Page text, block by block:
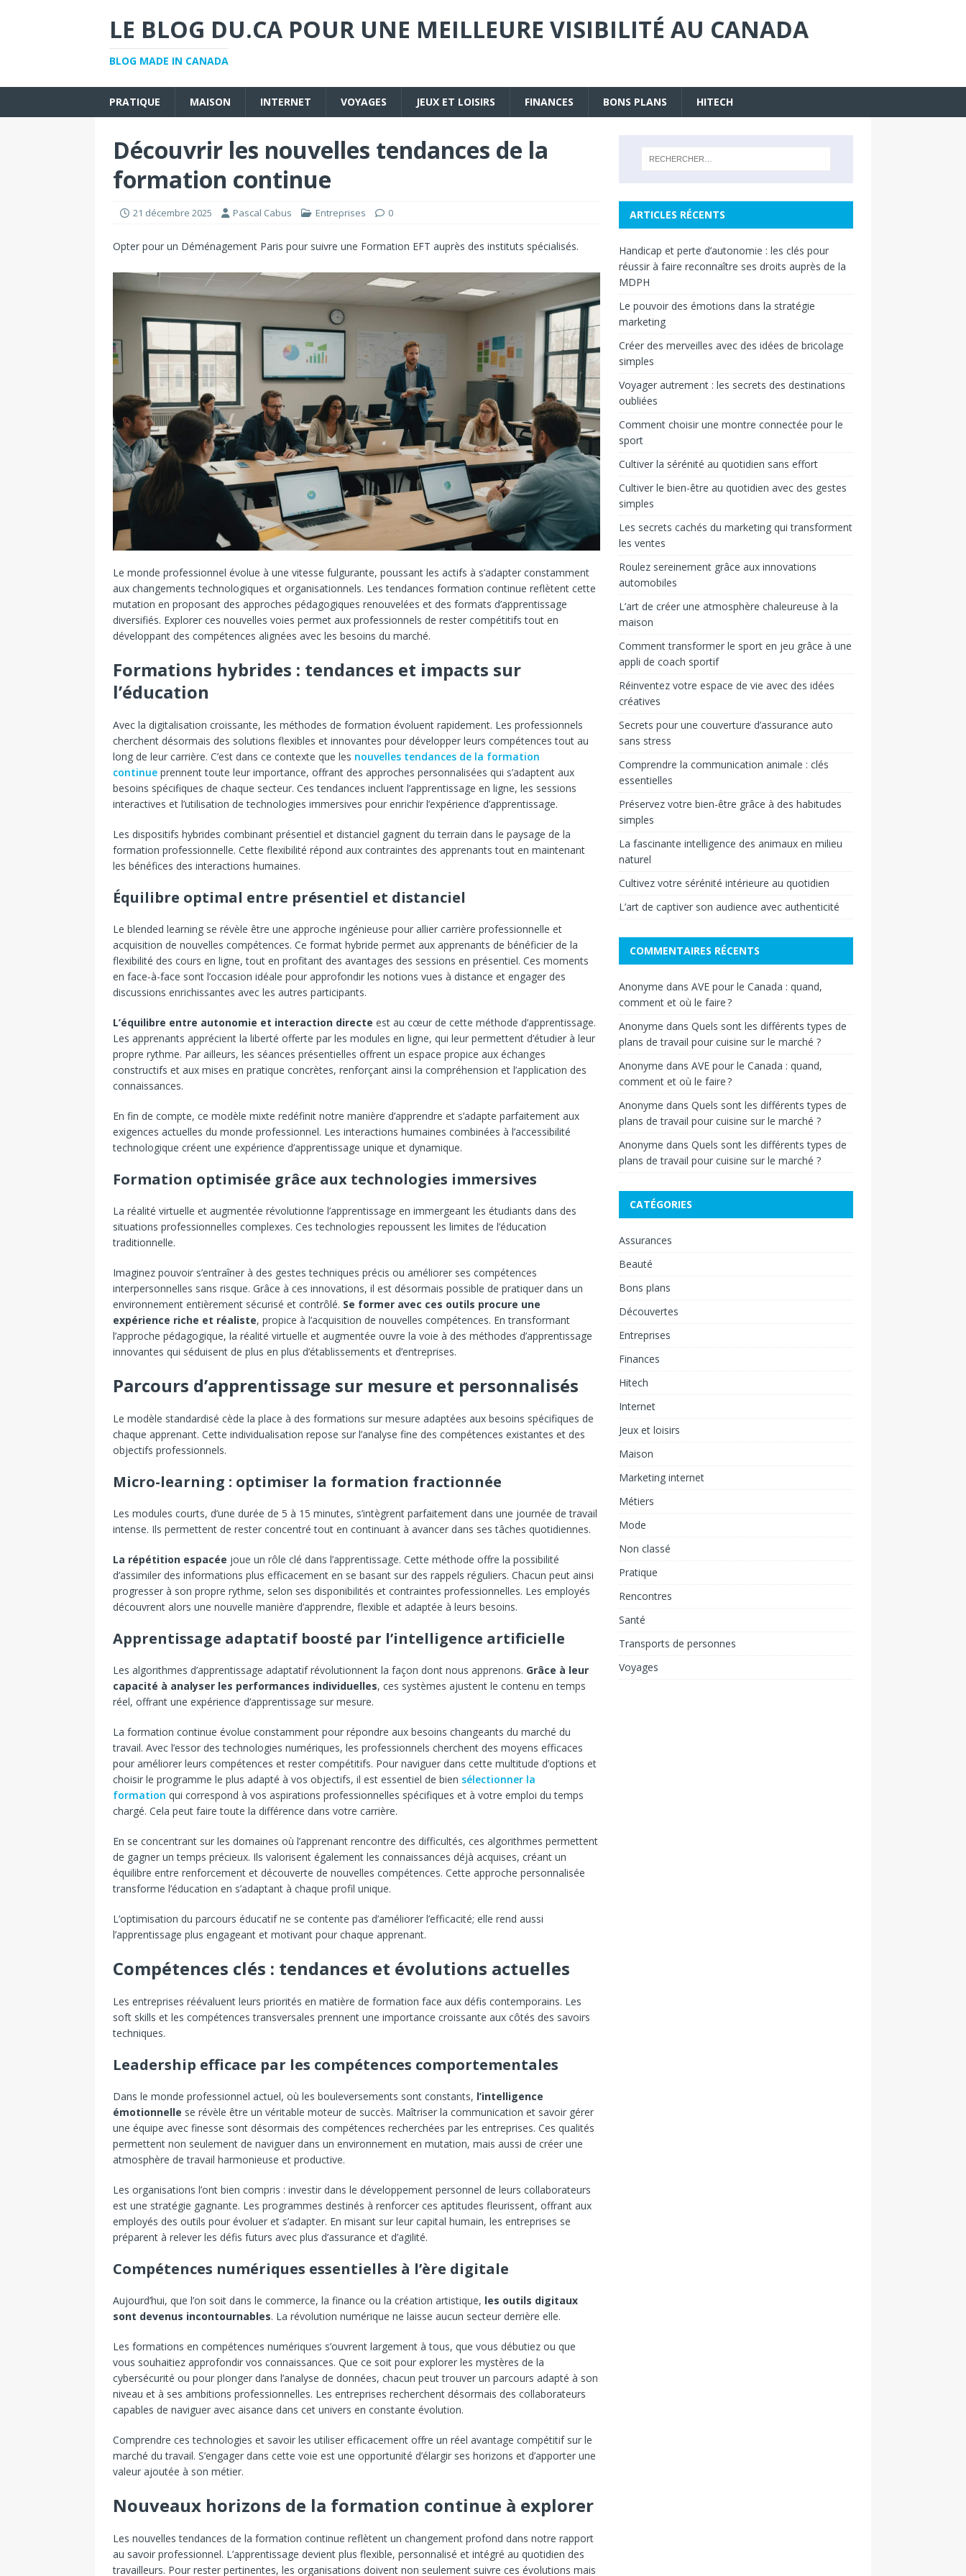
LE BLOG DU.CA POUR UNE MEILLEURE VISIBILITÉ AU CANADA
BLOG MADE IN CANADA
PRATIQUE MAISON INTERNET VOYAGES JEUX ET LOISIRS FINANCES BONS PLANS HITECH
Découvrir les nouvelles tendances de la
formation continue
21 décembre 2025 Pascal Cabus Entreprises 0
Opter pour un Déménagement Paris pour suivre une Formation EFT auprès des instituts spécialisés.
Le monde professionnel évolue à une vitesse fulgurante, poussant les actifs à s’adapter constamment
aux changements technologiques et organisationnels. Les tendances formation continue reflètent cette
mutation en proposant des approches pédagogiques renouvelées et des formats d’apprentissage
diversifiés. Explorer ces nouvelles voies permet aux professionnels de rester compétitifs tout en
développant des compétences alignées avec les besoins du marché.
Formations hybrides : tendances et impacts sur
l’éducation
Avec la digitalisation croissante, les méthodes de formation évoluent rapidement. Les professionnels
cherchent désormais des solutions flexibles et innovantes pour développer leurs compétences tout au
long de leur carrière. C’est dans ce contexte que les nouvelles tendances de la formation
continue prennent toute leur importance, offrant des approches personnalisées qui s’adaptent aux
besoins spécifiques de chaque secteur. Ces tendances incluent l’apprentissage en ligne, les sessions
interactives et l’utilisation de technologies immersives pour enrichir l’expérience d’apprentissage.
Les dispositifs hybrides combinant présentiel et distanciel gagnent du terrain dans le paysage de la
formation professionnelle. Cette flexibilité répond aux contraintes des apprenants tout en maintenant
les bénéfices des interactions humaines.
Équilibre optimal entre présentiel et distanciel
Le blended learning se révèle être une approche ingénieuse pour allier carrière professionnelle et
acquisition de nouvelles compétences. Ce format hybride permet aux apprenants de bénéficier de la
flexibilité des cours en ligne, tout en profitant des avantages des sessions en présentiel. Ces moments
en face-à-face sont l’occasion idéale pour approfondir les notions vues à distance et engager des
discussions enrichissantes avec les autres participants.
L’équilibre entre autonomie et interaction directe est au cœur de cette méthode d’apprentissage.
Les apprenants apprécient la liberté offerte par les modules en ligne, qui leur permettent d’étudier à leur
propre rythme. Par ailleurs, les séances présentielles offrent un espace propice aux échanges
constructifs et aux mises en pratique concrètes, renforçant ainsi la compréhension et l’application des
connaissances.
En fin de compte, ce modèle mixte redéfinit notre manière d’apprendre et s’adapte parfaitement aux
exigences actuelles du monde professionnel. Les interactions humaines combinées à l’accessibilité
technologique créent une expérience d’apprentissage unique et dynamique.
Formation optimisée grâce aux technologies immersives
La réalité virtuelle et augmentée révolutionne l’apprentissage en immergeant les étudiants dans des
situations professionnelles complexes. Ces technologies repoussent les limites de l’éducation
traditionnelle.
Imaginez pouvoir s’entraîner à des gestes techniques précis ou améliorer ses compétences
interpersonnelles sans risque. Grâce à ces innovations, il est désormais possible de pratiquer dans un
environnement entièrement sécurisé et contrôlé. Se former avec ces outils procure une
expérience riche et réaliste, propice à l’acquisition de nouvelles compétences. En transformant
l’approche pédagogique, la réalité virtuelle et augmentée ouvre la voie à des méthodes d’apprentissage
innovantes qui séduisent de plus en plus d’établissements et d’entreprises.
Parcours d’apprentissage sur mesure et personnalisés
Le modèle standardisé cède la place à des formations sur mesure adaptées aux besoins spécifiques de
chaque apprenant. Cette individualisation repose sur l’analyse fine des compétences existantes et des
objectifs professionnels.
Micro-learning : optimiser la formation fractionnée
Les modules courts, d’une durée de 5 à 15 minutes, s’intègrent parfaitement dans une journée de travail
intense. Ils permettent de rester concentré tout en continuant à avancer dans ses tâches quotidiennes.
La répétition espacée joue un rôle clé dans l’apprentissage. Cette méthode offre la possibilité
d’assimiler des informations plus efficacement en se basant sur des rappels réguliers. Chacun peut ainsi
progresser à son propre rythme, selon ses disponibilités et contraintes professionnelles. Les employés
découvrent alors une nouvelle manière d’apprendre, flexible et adaptée à leurs besoins.
Apprentissage adaptatif boosté par l’intelligence artificielle
Les algorithmes d’apprentissage adaptatif révolutionnent la façon dont nous apprenons. Grâce à leur
capacité à analyser les performances individuelles, ces systèmes ajustent le contenu en temps
réel, offrant une expérience d’apprentissage sur mesure.
La formation continue évolue constamment pour répondre aux besoins changeants du marché du
travail. Avec l’essor des technologies numériques, les professionnels cherchent des moyens efficaces
pour améliorer leurs compétences et rester compétitifs. Pour naviguer dans cette multitude d’options et
choisir le programme le plus adapté à vos objectifs, il est essentiel de bien sélectionner la
formation qui correspond à vos aspirations professionnelles spécifiques et à votre emploi du temps
chargé. Cela peut faire toute la différence dans votre carrière.
En se concentrant sur les domaines où l’apprenant rencontre des difficultés, ces algorithmes permettent
de gagner un temps précieux. Ils valorisent également les connaissances déjà acquises, créant un
équilibre entre renforcement et découverte de nouvelles compétences. Cette approche personnalisée
transforme l’éducation en s’adaptant à chaque profil unique.
L’optimisation du parcours éducatif ne se contente pas d’améliorer l’efficacité; elle rend aussi
l’apprentissage plus engageant et motivant pour chaque apprenant.
Compétences clés : tendances et évolutions actuelles
Les entreprises réévaluent leurs priorités en matière de formation face aux défis contemporains. Les
soft skills et les compétences transversales prennent une importance croissante aux côtés des savoirs
techniques.
Leadership efficace par les compétences comportementales
Dans le monde professionnel actuel, où les bouleversements sont constants, l’intelligence
émotionnelle se révèle être un véritable moteur de succès. Maîtriser la communication et savoir gérer
une équipe avec finesse sont désormais des compétences recherchées par les entreprises. Ces qualités
permettent non seulement de naviguer dans un environnement en mutation, mais aussi de créer une
atmosphère de travail harmonieuse et productive.
Les organisations l’ont bien compris : investir dans le développement personnel de leurs collaborateurs
est une stratégie gagnante. Les programmes destinés à renforcer ces aptitudes fleurissent, offrant aux
employés des outils pour évoluer et s’adapter. En misant sur leur capital humain, les entreprises se
préparent à relever les défis futurs avec plus d’assurance et d’agilité.
Compétences numériques essentielles à l’ère digitale
Aujourd’hui, que l’on soit dans le commerce, la finance ou la création artistique, les outils digitaux
sont devenus incontournables. La révolution numérique ne laisse aucun secteur derrière elle.
Les formations en compétences numériques s’ouvrent largement à tous, que vous débutiez ou que
vous souhaitiez approfondir vos connaissances. Que ce soit pour explorer les mystères de la
cybersécurité ou pour plonger dans l’analyse de données, chacun peut trouver un parcours adapté à son
niveau et à ses ambitions professionnelles. Les entreprises recherchent désormais des collaborateurs
capables de naviguer avec aisance dans cet univers en constante évolution.
Comprendre ces technologies et savoir les utiliser efficacement offre un réel avantage compétitif sur le
marché du travail. S’engager dans cette voie est une opportunité d’élargir ses horizons et d’apporter une
valeur ajoutée à son métier.
Nouveaux horizons de la formation continue à explorer
Les nouvelles tendances de la formation continue reflètent un changement profond dans notre rapport
au savoir professionnel. L’apprentissage devient plus flexible, personnalisé et intégré au quotidien des
travailleurs. Pour rester pertinentes, les organisations doivent non seulement suivre ces évolutions mais
ARTICLES RÉCENTS
Handicap et perte d’autonomie : les clés pour
réussir à faire reconnaître ses droits auprès de la
MDPH
Le pouvoir des émotions dans la stratégie
marketing
Créer des merveilles avec des idées de bricolage
simples
Voyager autrement : les secrets des destinations
oubliées
Comment choisir une montre connectée pour le
sport
Cultiver la sérénité au quotidien sans effort
Cultiver le bien-être au quotidien avec des gestes
simples
Les secrets cachés du marketing qui transforment
les ventes
Roulez sereinement grâce aux innovations
automobiles
L’art de créer une atmosphère chaleureuse à la
maison
Comment transformer le sport en jeu grâce à une
appli de coach sportif
Réinventez votre espace de vie avec des idées
créatives
Secrets pour une couverture d’assurance auto
sans stress
Comprendre la communication animale : clés
essentielles
Préservez votre bien-être grâce à des habitudes
simples
La fascinante intelligence des animaux en milieu
naturel
Cultivez votre sérénité intérieure au quotidien
L’art de captiver son audience avec authenticité
COMMENTAIRES RÉCENTS
Anonyme dans AVE pour le Canada : quand,
comment et où le faire ?
Anonyme dans Quels sont les différents types de
plans de travail pour cuisine sur le marché ?
Anonyme dans AVE pour le Canada : quand,
comment et où le faire ?
Anonyme dans Quels sont les différents types de
plans de travail pour cuisine sur le marché ?
Anonyme dans Quels sont les différents types de
plans de travail pour cuisine sur le marché ?
CATÉGORIES
Assurances
Beauté
Bons plans
Découvertes
Entreprises
Finances
Hitech
Internet
Jeux et loisirs
Maison
Marketing internet
Métiers
Mode
Non classé
Pratique
Rencontres
Santé
Transports de personnes
Voyages